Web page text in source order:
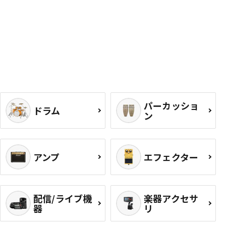
ドラム パーカッショ
ン
アンプ エフェクター
配信/ライブ機
器
楽器アクセサ
リ